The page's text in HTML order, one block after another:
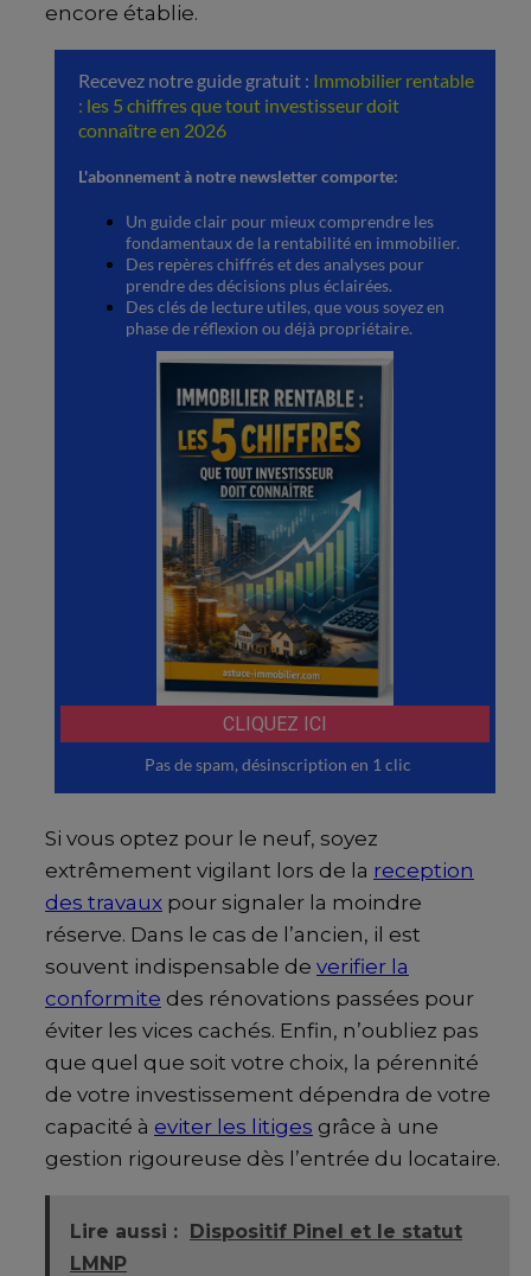
encore établie.
Si vous optez pour le neuf, soyez
extrêmement vigilant lors de la reception
des travaux pour signaler la moindre
réserve. Dans le cas de l’ancien, il est
souvent indispensable de verifier la
conformite des rénovations passées pour
éviter les vices cachés. Enfin, n’oubliez pas
que quel que soit votre choix, la pérennité
de votre investissement dépendra de votre
capacité à eviter les litiges grâce à une
gestion rigoureuse dès l’entrée du locataire.
Lire aussi : Dispositif Pinel et le statut
LMNP